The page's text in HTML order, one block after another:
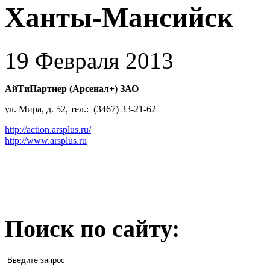
Ханты-Мансийск
19 Февраля 2013
АйТиПартнер (Арсенал+) ЗАО
ул. Мира, д. 52, тел.: (3467) 33-21-62
http://action.arsplus.ru/
http://www.arsplus.ru
Поиск по сайту: